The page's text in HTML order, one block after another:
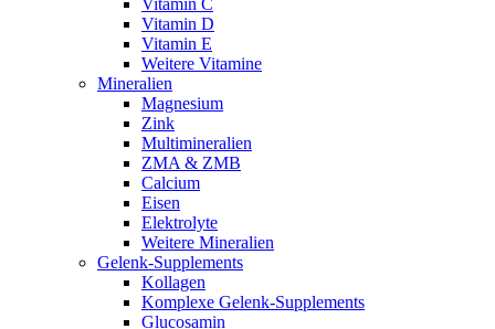
Vitamin C
Vitamin D
Vitamin E
Weitere Vitamine
Mineralien
Magnesium
Zink
Multimineralien
ZMA & ZMB
Calcium
Eisen
Elektrolyte
Weitere Mineralien
Gelenk-Supplements
Kollagen
Komplexe Gelenk-Supplements
Glucosamin